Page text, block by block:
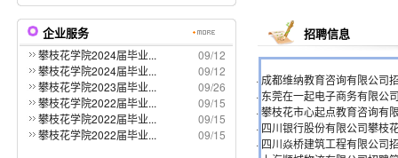
企业服务
攀枝花学院2024届毕业...
09/12
攀枝花学院2024届毕业...
09/12
攀枝花学院2023届毕业...
09/26
攀枝花学院2022届毕业...
09/15
攀枝花学院2022届毕业...
09/15
攀枝花学院2022届毕业...
09/15
招聘信息
· 成都维纳教育咨询有限公司
· 东莞在一起电子商务有限公
· 攀枝花市心起点教育咨询有
· 四川银行股份有限公司攀枝
· 四川焱桥建筑工程有限公司